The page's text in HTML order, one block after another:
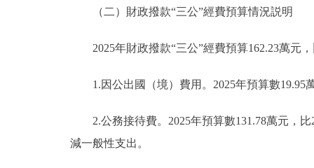
（二）財政撥款“三公”經費預算情況説明
2025年財政撥款“三公”經費預算162.23萬元，
1.因公出國（境）費用。2025年預算數19.95
2.公務接待費。2025年預算數131.78萬元，比
減一般性支出。